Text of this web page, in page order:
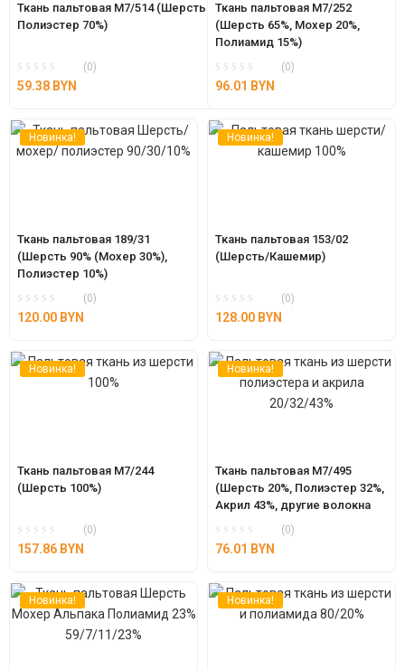
Ткань пальтовая М7/514 (Шерсть 30%,
Полиэстер 70%)
(0)
59.38 BYN
Ткань пальтовая М7/252
(Шерсть 65%, Мохер 20%,
Полиамид 15%)
(0)
96.01 BYN
Новинка!
Ткань пальтовая 189/31
(Шерсть 90% (Мохер 30%),
Полиэстер 10%)
(0)
120.00 BYN
Новинка!
Ткань пальтовая 153/02
(Шерсть/Кашемир)
(0)
128.00 BYN
Новинка!
Ткань пальтовая М7/244
(Шерсть 100%)
(0)
157.86 BYN
Новинка!
Ткань пальтовая М7/495
(Шерсть 20%, Полиэстер 32%,
Акрил 43%, другие волокна
(0)
76.01 BYN
Новинка! Новинка!